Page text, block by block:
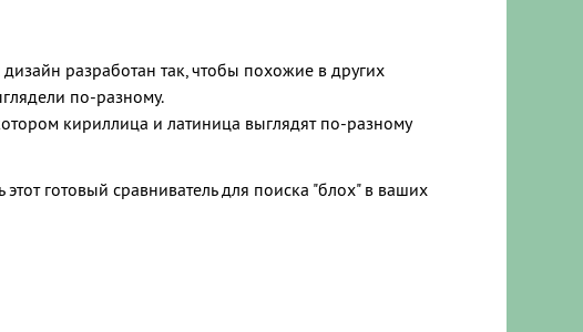
разработан так, чтобы похожие в других
по-разному.
кириллица и латиница выглядят по-разному
готовый сравниватель для поиска "блох" в ваших